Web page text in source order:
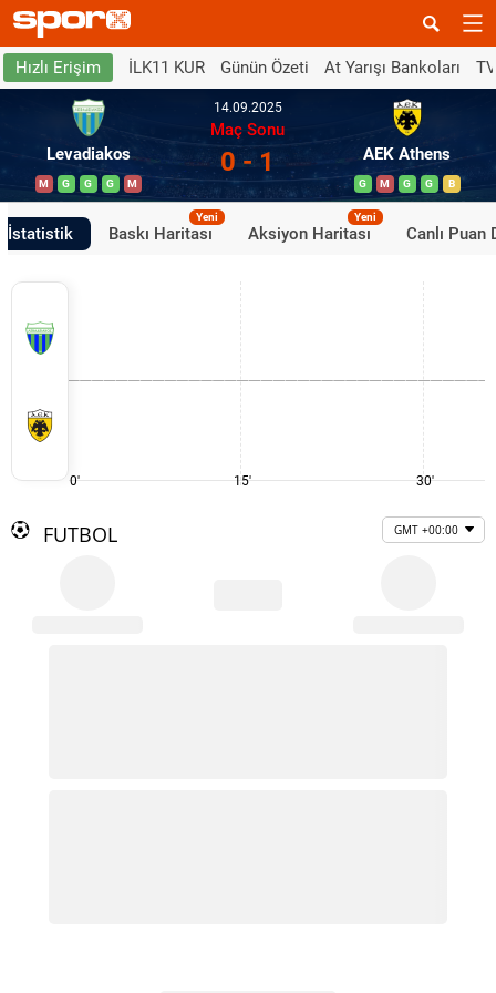
Hızlı Erişim İLK11 KUR Günün Özeti At Yarışı Bankoları
Levadiakos
M G G G M
14.09.2025
Maç Sonu
0 - 1 AEK Athens
G M G G B
İstatistik Baskı Haritası
Yeni
Aksiyon Haritası
Yeni
Canlı Puan
0' 15' 30'
FUTBOL GMT +00:00